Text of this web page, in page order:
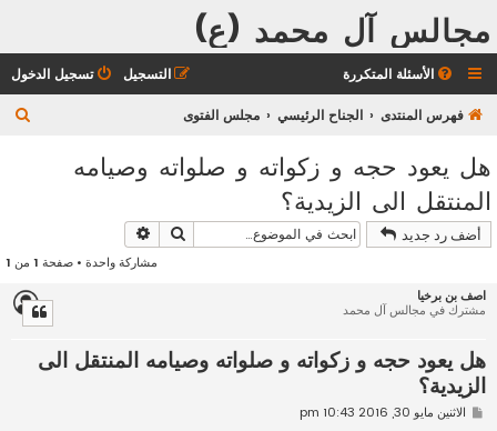
مجالس آل محمد (ع)
الأسئلة المتكررة تسجيل الدخول التسجيل
فهرس المنتدى الجناح الرئيسي مجلس الفتوى
هل يعود حجه و زكواته و صلواته وصيامه
المنتقل الى الزيدية؟
أضف رد جديد بحث
مشاركة واحدة • صفحة 1 من 1
اصف بن برخيا
مشترك في مجالس آل محمد
هل يعود حجه و زكواته و صلواته وصيامه المنتقل الى
الزيدية؟
مالاثنين مايو 30, 2016 10:43 pm